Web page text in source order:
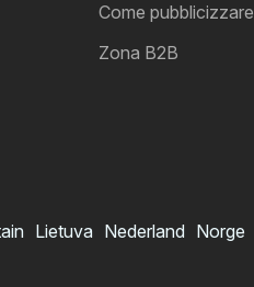
Come pubblicizzare
Zona B2B
Lietuva Nederland Norge